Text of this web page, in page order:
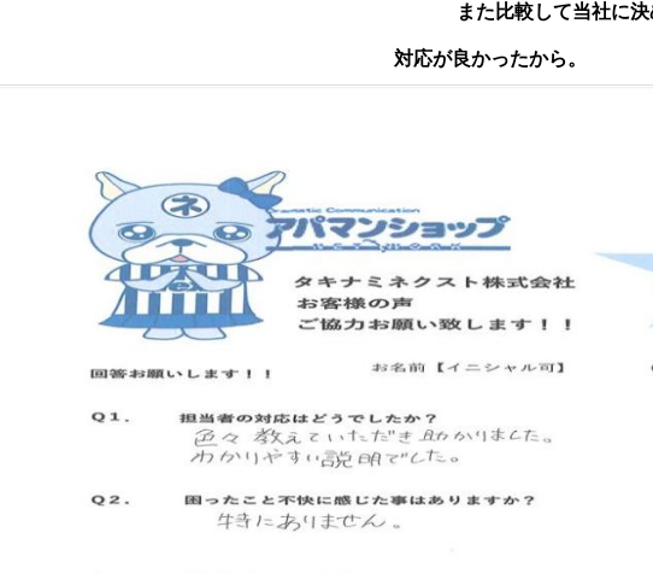
また比較して当社に決め
対応が良かったから。